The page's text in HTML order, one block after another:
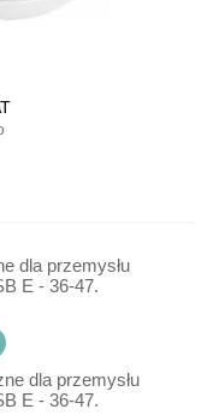
dla przemysłu
E - 36-47.